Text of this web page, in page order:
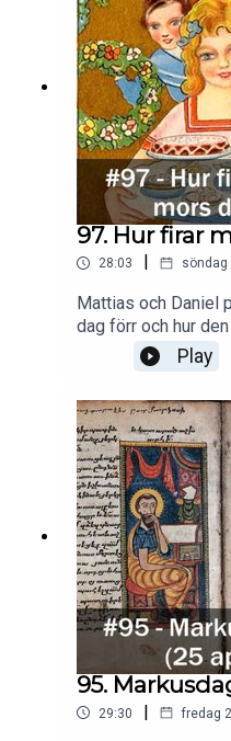
97. Hur firar
28:03 söndag
Mattias och Daniel
dag förr och hur
Play
95.
29:30 | fredag